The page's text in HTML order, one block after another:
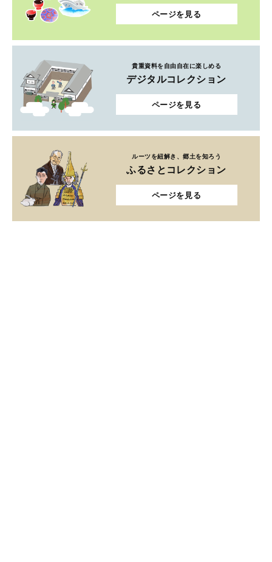
ページを見る
貴重資料を自由自在に楽しめる
デジタルコレクション
ページを見る
ルーツを紐解き、郷土を知ろう
ふるさとコレクション
ページを見る